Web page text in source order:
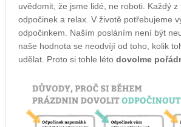
uvědomit, že jsme lidé, ne roboti. Každý
odpočinek a relax. V životě potřebujeme
odpočinkem. Naším posláním není být
naše hodnota se neodvíjí od toho, kolik
udělat. Proto si tohle léto dovolme